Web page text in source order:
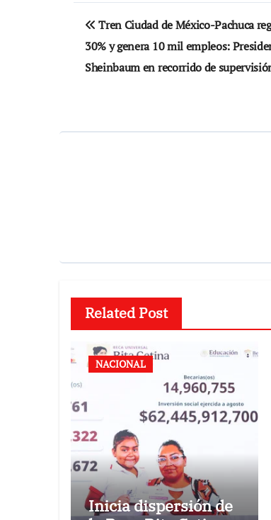
Navegación
de
entradas
Tren Ciudad de México-Pachuca
30% y genera 10 mil empleos:
Sheinbaum en recorrido de
Related Post
NACIONAL
Inicia dispersión de